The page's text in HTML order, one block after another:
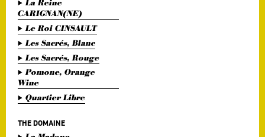
La Reine
CARIGNAN(NE)
Le Roi CINSAULT
Les Sacrés, Blanc
Les Sacrés, Rouge
Pomone, Orange
Wine
Quartier Libre
THE DOMAINE